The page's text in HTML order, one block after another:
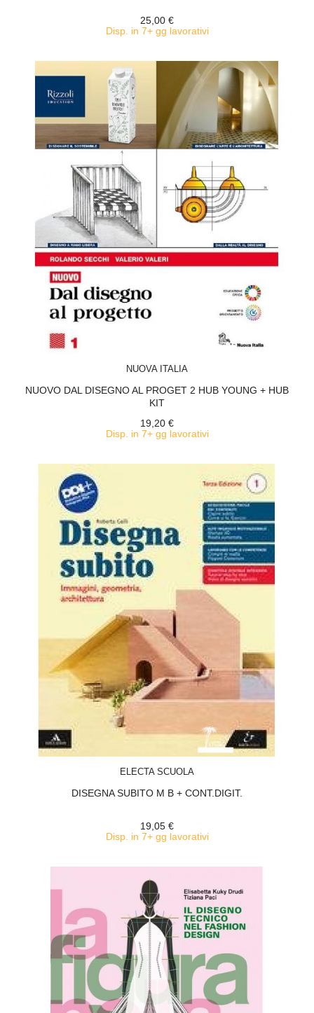
25,00 €
Disp. in 7+ gg lavorativi
NUOVA ITALIA
NUOVO DAL DISEGNO AL PROGET 2 HUB YOUNG + HUB
KIT
19,20 €
Disp. in 7+ gg lavorativi
ELECTA SCUOLA
DISEGNA SUBITO M B + CONT.DIGIT.
19,05 €
Disp. in 7+ gg lavorativi